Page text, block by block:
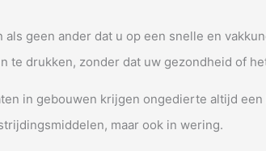
geen ander dat u op een snelle en
te drukken, zonder dat uw gezondheid of
in gebouwen krijgen ongedierte altijd
maar ook in wering.